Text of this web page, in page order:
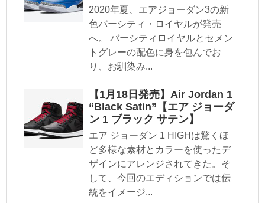
2020年夏、エアジョーダン3の新
色バーシティ・ロイヤルが発売
へ。 バーシティロイヤルとセメン
トグレーの配色に身を包んでお
り、お馴染み...
【1月18日発売】Air Jordan 1
“Black Satin”【エア ジョーダ
ン 1 ブラック サテン】
エア ジョーダン 1 HIGHは驚くほ
ど多様な素材とカラーを使ったデ
ザインにアレンジされてきた。そ
して、今回のエディションでは伝
統をイメージ...